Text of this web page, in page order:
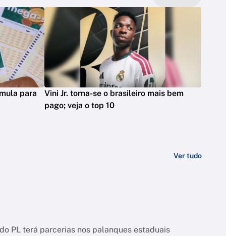
para
Vini Jr. torna-se o brasileiro mais bem
pago; veja o top 10
Ver tudo
PL terá parcerias nos palanques estaduais